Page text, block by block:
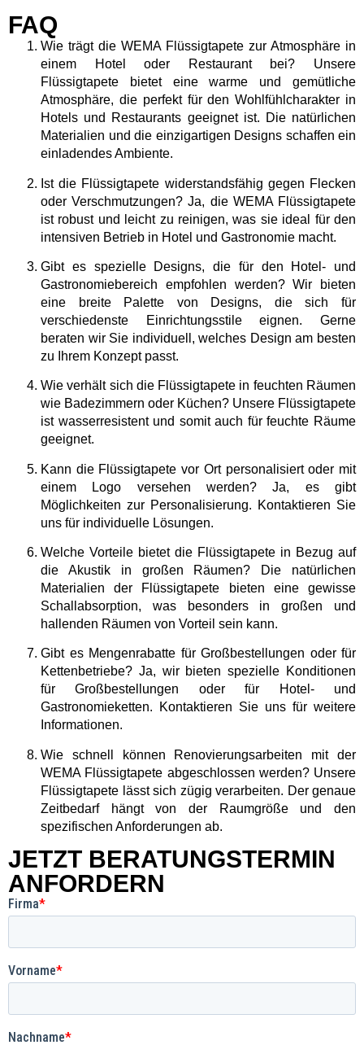
FAQ
Wie trägt die WEMA Flüssigtapete zur Atmosphäre in
einem Hotel oder Restaurant bei? Unsere
Flüssigtapete bietet eine warme und gemütliche
Atmosphäre, die perfekt für den Wohlfühlcharakter in
Hotels und Restaurants geeignet ist. Die natürlichen
Materialien und die einzigartigen Designs schaffen ein
einladendes Ambiente.
Ist die Flüssigtapete widerstandsfähig gegen Flecken
oder Verschmutzungen? Ja, die WEMA Flüssigtapete
ist robust und leicht zu reinigen, was sie ideal für den
intensiven Betrieb in Hotel und Gastronomie macht.
Gibt es spezielle Designs, die für den Hotel- und
Gastronomiebereich empfohlen werden?Wir bieten
eine breite Palette von Designs, die sich für
verschiedenste Einrichtungsstile eignen. Gerne
beraten wir Sie individuell, welches Design am besten
zu Ihrem Konzept passt.
Wie verhält sich die Flüssigtapete in feuchten Räumen
wie Badezimmern oder Küchen? Unsere Flüssigtapete
ist wasserresistent und somit auch für feuchte Räume
geeignet.
Kann die Flüssigtapete vor Ort personalisiert oder mit
einem Logo versehen werden? Ja, es gibt
Möglichkeiten zur Personalisierung. Kontaktieren Sie
uns für individuelle Lösungen.
Welche Vorteile bietet die Flüssigtapete in Bezug auf
die Akustik in großen Räumen? Die natürlichen
Materialien der Flüssigtapete bieten eine gewisse
Schallabsorption, was besonders in großen und
hallenden Räumen von Vorteil sein kann.
Gibt es Mengenrabatte für Großbestellungen oder für
Kettenbetriebe? Ja, wir bieten spezielle Konditionen
für Großbestellungen oder für Hotel- und
Gastronomieketten. Kontaktieren Sie uns für weitere
Informationen.
Wie schnell können Renovierungsarbeiten mit der
WEMA Flüssigtapete abgeschlossen werden?Unsere
Flüssigtapete lässt sich zügig verarbeiten. Der genaue
Zeitbedarf hängt von der Raumgröße und den
spezifischen Anforderungen ab.
JETZT BERATUNGSTERMIN
ANFORDERN